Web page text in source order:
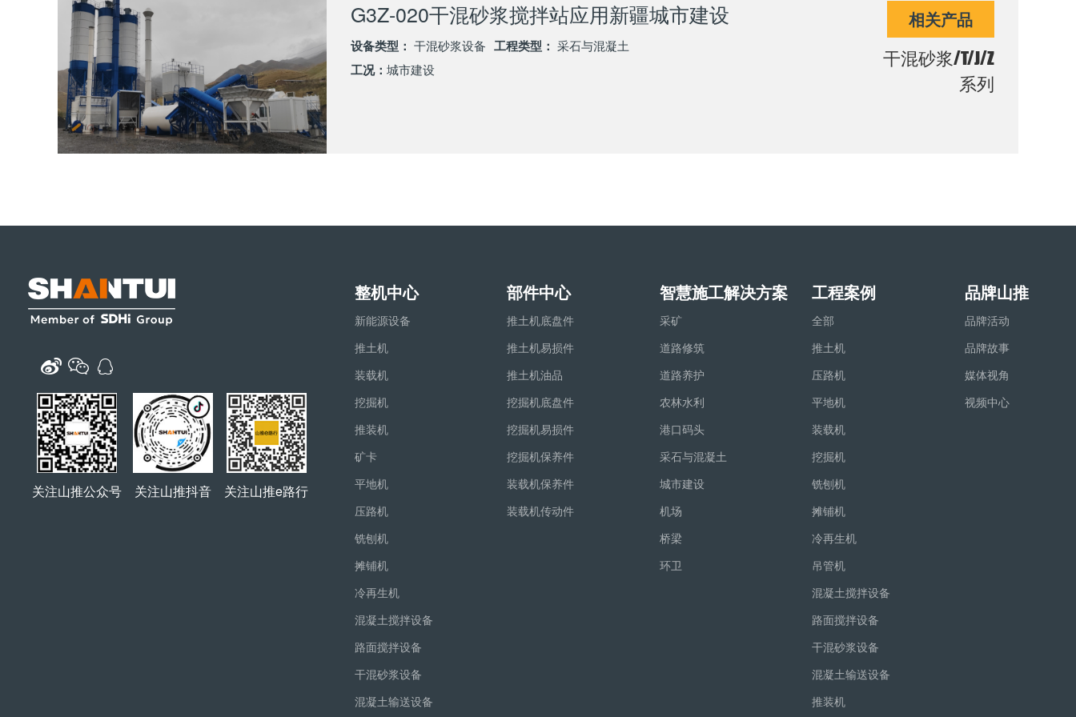
G3Z-020干混砂浆搅拌站应用新疆城市建设
设备类型： 干混砂浆设备 工程类型： 采石与混凝土
工况： 城市建设
相关产品
干混砂浆/T/J/Z
系列
关注山推公众号 关注山推抖音 关注山推e路行
整机中心
新能源设备
推土机
装载机
挖掘机
推装机
矿卡
平地机
压路机
铣刨机
摊铺机
冷再生机
混凝土搅拌设备
路面搅拌设备
干混砂浆设备
混凝土输送设备
部件中心
推土机底盘件
推土机易损件
推土机油品
挖掘机底盘件
挖掘机易损件
挖掘机保养件
装载机保养件
装载机传动件
智慧施工解决方案
采矿
道路修筑
道路养护
农林水利
港口码头
采石与混凝土
城市建设
机场
桥梁
环卫
工程案例
全部
推土机
压路机
平地机
装载机
挖掘机
铣刨机
摊铺机
冷再生机
吊管机
混凝土搅拌设备
路面搅拌设备
干混砂浆设备
混凝土输送设备
推装机
品牌山推
品牌活动
品牌故事
媒体视角
视频中心